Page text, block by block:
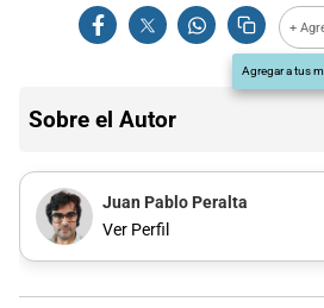
+
Agregar a tus
Sobre el Autor
Juan Pablo Peralta
Ver Perfil